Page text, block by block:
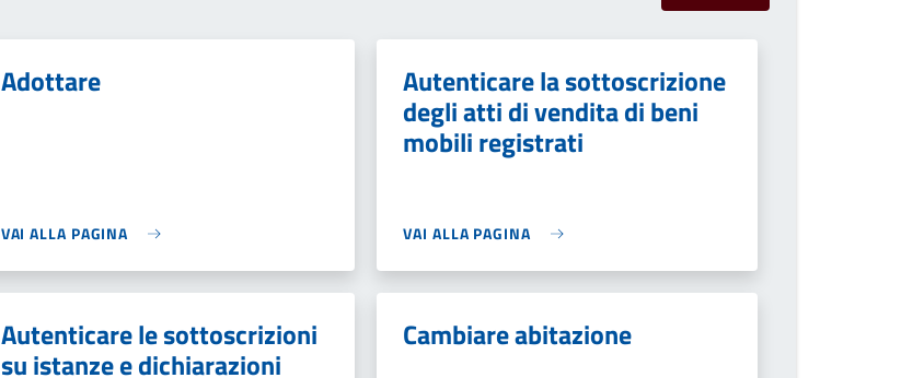
Adottare
VAI ALLA PAGINA
Autenticare la sottoscrizione
degli atti di vendita di beni
mobili registrati
VAI ALLA PAGINA
Autenticare le sottoscrizioni
su istanze e dichiarazioni
Cambiare abitazione